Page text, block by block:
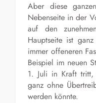
Aber diese
Nebenseite in der
auf den
Hauptseite ist
immer offeneren
Beispiel im neuen
1. Juli in Kraft
ganz ohne
werden könnte.